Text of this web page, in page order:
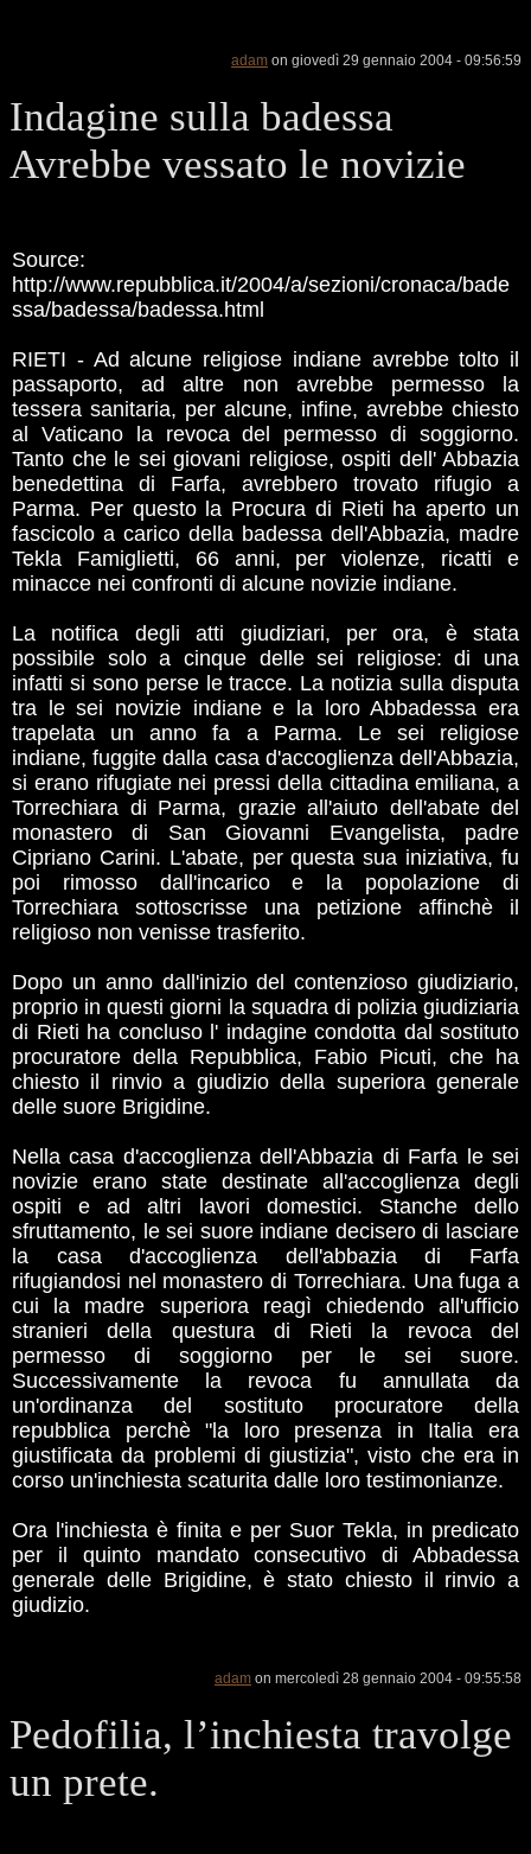
adam on giovedì 29 gennaio 2004 - 09:56:59
Indagine sulla badessa
Avrebbe vessato le novizie
Source:
http://www.repubblica.it/2004/a/sezioni/cronaca/bade
ssa/badessa/badessa.html
RIETI - Ad alcune religiose indiane avrebbe tolto il
passaporto, ad altre non avrebbe permesso la
tessera sanitaria, per alcune, infine, avrebbe chiesto
al Vaticano la revoca del permesso di soggiorno.
Tanto che le sei giovani religiose, ospiti dell' Abbazia
benedettina di Farfa, avrebbero trovato rifugio a
Parma. Per questo la Procura di Rieti ha aperto un
fascicolo a carico della badessa dell'Abbazia, madre
Tekla Famiglietti, 66 anni, per violenze, ricatti e
minacce nei confronti di alcune novizie indiane.
La notifica degli atti giudiziari, per ora, è stata
possibile solo a cinque delle sei religiose: di una
infatti si sono perse le tracce. La notizia sulla disputa
tra le sei novizie indiane e la loro Abbadessa era
trapelata un anno fa a Parma. Le sei religiose
indiane, fuggite dalla casa d'accoglienza dell'Abbazia,
si erano rifugiate nei pressi della cittadina emiliana, a
Torrechiara di Parma, grazie all'aiuto dell'abate del
monastero di San Giovanni Evangelista, padre
Cipriano Carini. L'abate, per questa sua iniziativa, fu
poi rimosso dall'incarico e la popolazione di
Torrechiara sottoscrisse una petizione affinchè il
religioso non venisse trasferito.
Dopo un anno dall'inizio del contenzioso giudiziario,
proprio in questi giorni la squadra di polizia giudiziaria
di Rieti ha concluso l' indagine condotta dal sostituto
procuratore della Repubblica, Fabio Picuti, che ha
chiesto il rinvio a giudizio della superiora generale
delle suore Brigidine.
Nella casa d'accoglienza dell'Abbazia di Farfa le sei
novizie erano state destinate all'accoglienza degli
ospiti e ad altri lavori domestici. Stanche dello
sfruttamento, le sei suore indiane decisero di lasciare
la casa d'accoglienza dell'abbazia di Farfa
rifugiandosi nel monastero di Torrechiara. Una fuga a
cui la madre superiora reagì chiedendo all'ufficio
stranieri della questura di Rieti la revoca del
permesso di soggiorno per le sei suore.
Successivamente la revoca fu annullata da
un'ordinanza del sostituto procuratore della
repubblica perchè "la loro presenza in Italia era
giustificata da problemi di giustizia", visto che era in
corso un'inchiesta scaturita dalle loro testimonianze.
Ora l'inchiesta è finita e per Suor Tekla, in predicato
per il quinto mandato consecutivo di Abbadessa
generale delle Brigidine, è stato chiesto il rinvio a
giudizio.
adam on mercoledì 28 gennaio 2004 - 09:55:58
Pedofilia, l’inchiesta travolge
un prete.